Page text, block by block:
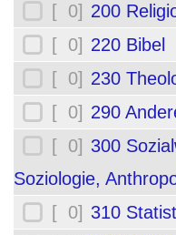
[ 0] 200
[ 0] 220 Bibel
[ 0] 230
[ 0] 290
[ 0] 300
Soziologie,
[ 0] 310